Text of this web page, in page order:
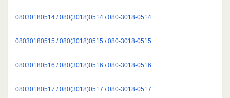
08030180514 / 080(3018)0514 / 080-3018-0514
08030180515 / 080(3018)0515 / 080-3018-0515
08030180516 / 080(3018)0516 / 080-3018-0516
08030180517 / 080(3018)0517 / 080-3018-0517